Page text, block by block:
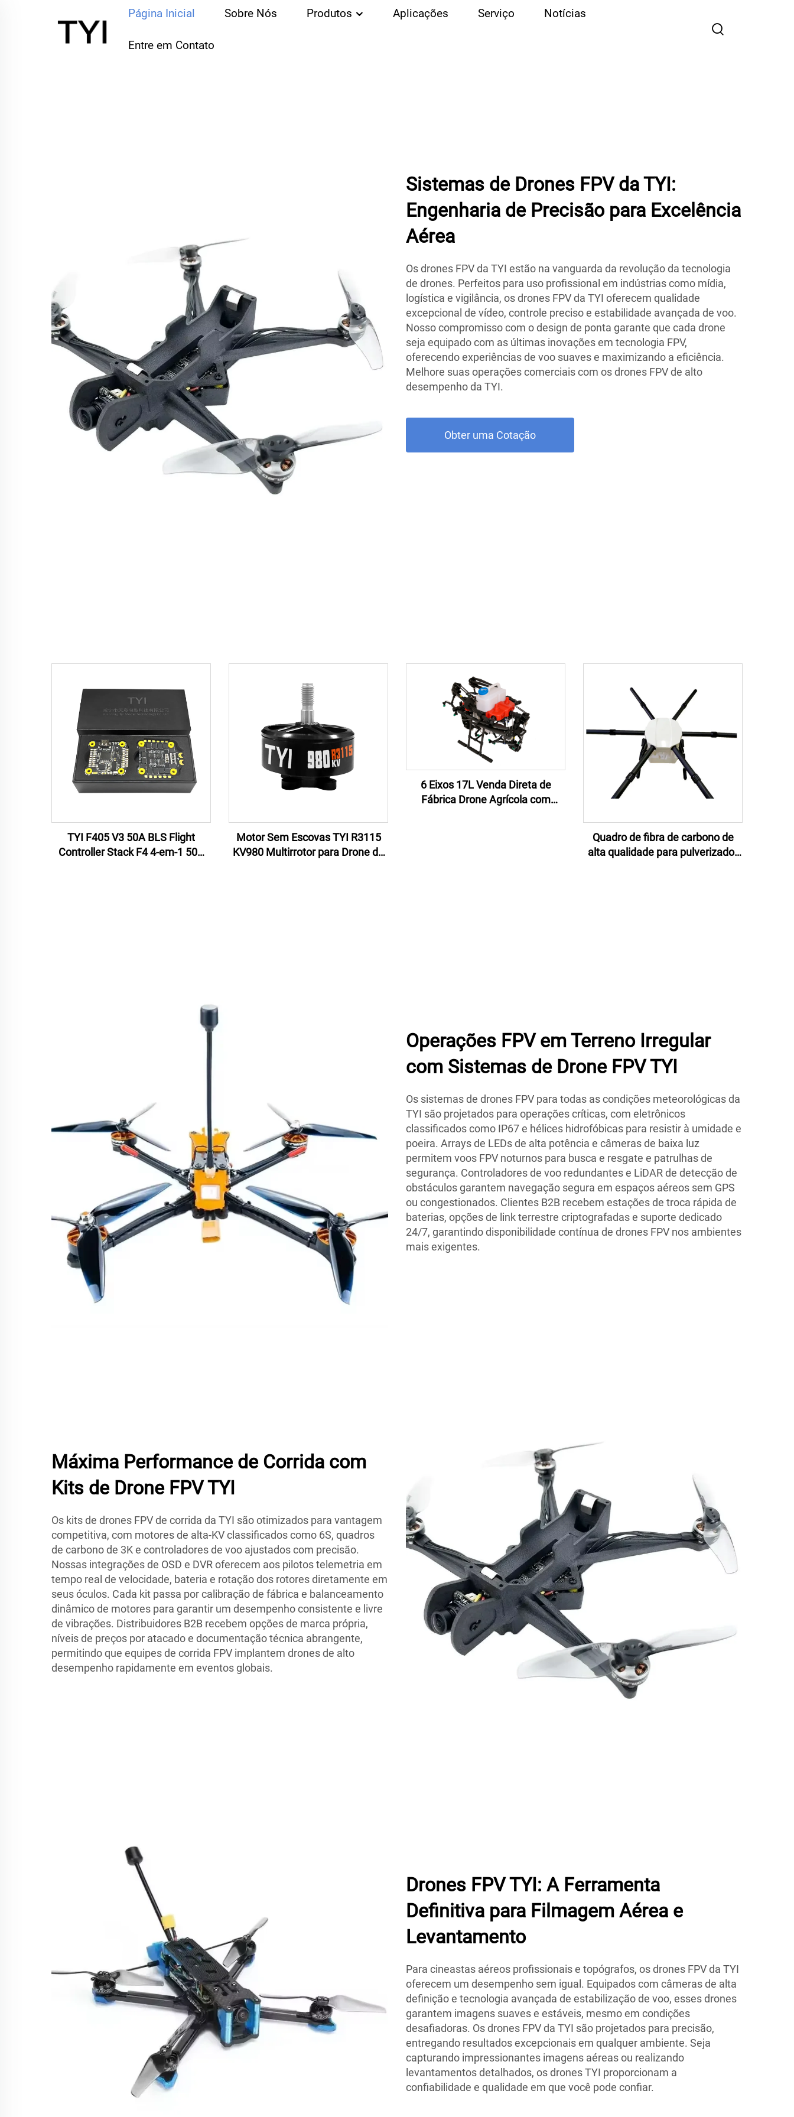
Página Inicial Sobre Nós Produtos Aplicações Serviço Notícias
Entre em Contato
Sistemas de Drones FPV da TYI:
Engenharia de Precisão para Excelência
Aérea
Os drones FPV da TYI estão na vanguarda da revolução da tecnologia
de drones. Perfeitos para uso profissional em indústrias como mídia,
logística e vigilância, os drones FPV da TYI oferecem qualidade
excepcional de vídeo, controle preciso e estabilidade avançada de voo.
Nosso compromisso com o design de ponta garante que cada drone
seja equipado com as últimas inovações em tecnologia FPV,
oferecendo experiências de voo suaves e maximizando a eficiência.
Melhore suas operações comerciais com os drones FPV de alto
desempenho da TYI.
Obter uma Cotação
TYI F405 V3 50A BLS Flight
Controller Stack F4 4-em-1 50A
Motor Sem Escovas TYI R3115
KV980 Multirrotor para Drone de
6 Eixos 17L Venda Direta de
Fábrica Drone Agrícola com
Quadro de fibra de carbono de
alta qualidade para pulverizador
Operações FPV em Terreno Irregular
com Sistemas de Drone FPV TYI
Os sistemas de drones FPV para todas as condições meteorológicas da
TYI são projetados para operações críticas, com eletrônicos
classificados como IP67 e hélices hidrofóbicas para resistir à umidade e
poeira. Arrays de LEDs de alta potência e câmeras de baixa luz
permitem voos FPV noturnos para busca e resgate e patrulhas de
segurança. Controladores de voo redundantes e LiDAR de detecção de
obstáculos garantem navegação segura em espaços aéreos sem GPS
ou congestionados. Clientes B2B recebem estações de troca rápida de
baterias, opções de link terrestre criptografadas e suporte dedicado
24/7, garantindo disponibilidade contínua de drones FPV nos ambientes
mais exigentes.
Máxima Performance de Corrida com
Kits de Drone FPV TYI
Os kits de drones FPV de corrida da TYI são otimizados para vantagem
competitiva, com motores de alta-KV classificados como 6S, quadros
de carbono de 3K e controladores de voo ajustados com precisão.
Nossas integrações de OSD e DVR oferecem aos pilotos telemetria em
tempo real de velocidade, bateria e rotação dos rotores diretamente em
seus óculos. Cada kit passa por calibração de fábrica e balanceamento
dinâmico de motores para garantir um desempenho consistente e livre
de vibrações. Distribuidores B2B recebem opções de marca própria,
níveis de preços por atacado e documentação técnica abrangente,
permitindo que equipes de corrida FPV implantem drones de alto
desempenho rapidamente em eventos globais.
Drones FPV TYI: A Ferramenta
Definitiva para Filmagem Aérea e
Levantamento
Para cineastas aéreos profissionais e topógrafos, os drones FPV da TYI
oferecem um desempenho sem igual. Equipados com câmeras de alta
definição e tecnologia avançada de estabilização de voo, esses drones
garantem imagens suaves e estáveis, mesmo em condições
desafiadoras. Os drones FPV da TYI são projetados para precisão,
entregando resultados excepcionais em qualquer ambiente. Seja
capturando impressionantes imagens aéreas ou realizando
levantamentos detalhados, os drones TYI proporcionam a
confiabilidade e qualidade em que você pode confiar.